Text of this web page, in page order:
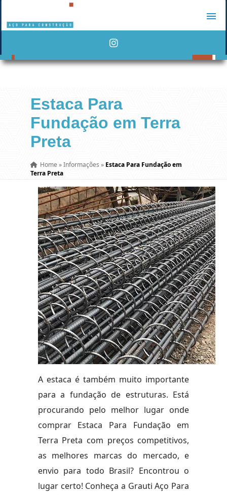
Estaca Para
Fundação em Terra
Preta
Home »Informações » Estaca Para Fundação em
Terra Preta
A estaca é também muito importante
para a fundação de estruturas. Está
procurando pelo melhor lugar onde
comprar Estaca Para Fundação em
Terra Preta com preços competitivos,
as melhores marcas do mercado, e
envio para todo Brasil? Encontrou o
lugar certo! Conheça a Grauti Aço Para